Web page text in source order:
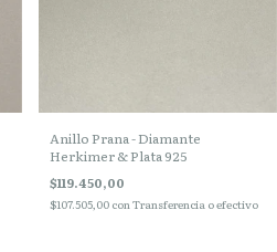
Anillo Prana - Diamante
Herkimer & Plata 925
$119.450,00
$107.505,00 con Transferencia o efectivo